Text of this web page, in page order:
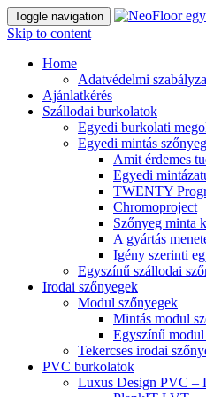
Toggle navigation
Skip to content
Home
Adatvédelmi
Ajánlatkérés
Szállodai burkolatok
Egyedi burkolati
Egyedi mintás
Amit érdemes
Egyedi
TWENTY
Chromoproject
Szőnyeg minta
A gyártás
Igény szerinti
Egyszínű szállodai
Irodai szőnyegek
Modul szőnyegek
Mintás modul
Egyszínű
Tekercses irodai
PVC burkolatok
Luxus Design PVC –